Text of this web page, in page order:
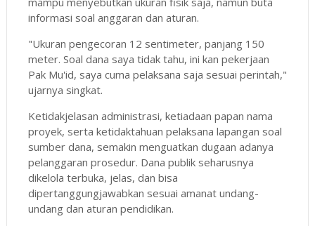
informasi soal anggaran dan aturan.
"Ukuran pengecoran 12 sentimeter, panjang 150
meter. Soal dana saya tidak tahu, ini kan pekerjaan
Pak Mu'id, saya cuma pelaksana saja sesuai perintah,"
ujarnya singkat.
Ketidakjelasan administrasi, ketiadaan papan nama
proyek, serta ketidaktahuan pelaksana lapangan soal
sumber dana, semakin menguatkan dugaan adanya
pelanggaran prosedur. Dana publik seharusnya
dikelola terbuka, jelas, dan bisa
dipertanggungjawabkan sesuai amanat undang-
undang dan aturan pendidikan.